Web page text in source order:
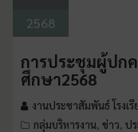
2568
การประชุมผู้ปก
ศึกษา2568
งานประชาสัมพันธ์ โรงเ
กลุ่มบริหารงาน, ข่าว, ป